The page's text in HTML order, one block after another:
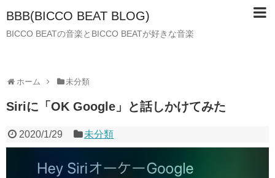
BBB(BICCO BEAT BLOG)
BICCO BEATの音楽とBICCO BEATが好きな音楽
ホーム 未分類
Siriに「OK Google」と話しかけてみた
2020/1/29 未分類